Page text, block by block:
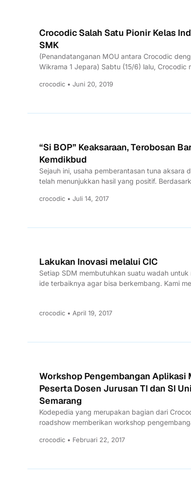
Crocodic Salah Satu Pionir Kelas
SMK
(Penandatanganan MOU antara Crocodic
Wikrama 1 Jepara) Sabtu (15/6) lalu, Crocodic
crocodic • Juni 20, 2019
“Si BOP” Keaksaraan, Terobosan
Kemdikbud
Sejauh ini, usaha pemberantasan tuna aksara
telah menunjukkan hasil yang positif.
crocodic • Juli 14, 2017
Lakukan Inovasi melalui CIC
Setiap SDM membutuhkan suatu wadah untuk
ide terbaiknya agar bisa berkembang. Kami
crocodic • April 19, 2017
Workshop Pengembangan Aplikasi
Peserta Dosen Jurusan TI dan SI
Semarang
Kodepedia yang merupakan bagian dari
roadshow memberikan workshop
Universitas...
crocodic • Februari 22, 2017